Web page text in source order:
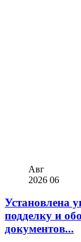
Авг
2026 06
Установлена
подделку и
документов...